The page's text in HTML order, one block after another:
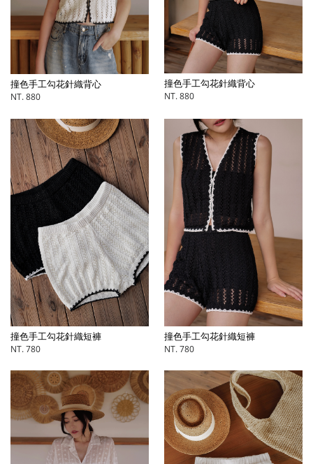
撞色手工勾花針織背心
NT. 880
撞色手工勾花針織背心
NT. 880
撞色手工勾花針織短褲
NT. 780
撞色手工勾花針織短褲
NT. 780